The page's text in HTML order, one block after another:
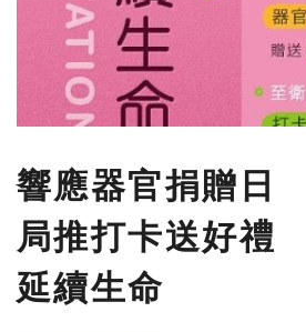
響應器官捐贈日
局推打卡送好禮
延續生命